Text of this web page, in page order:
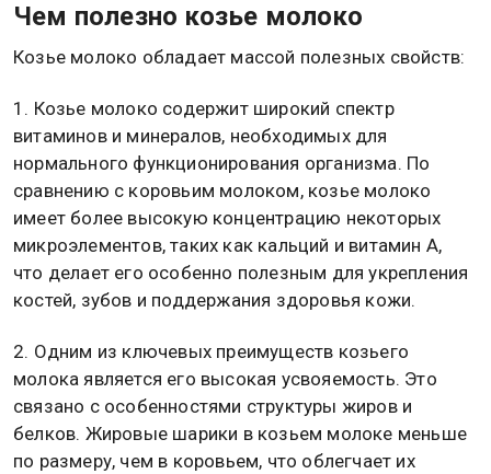
Чем полезно козье молоко
Козье молоко обладает массой полезных свойств:
1. Козье молоко содержит широкий спектр
витаминов и минералов, необходимых для
нормального функционирования организма. По
сравнению с коровьим молоком, козье молоко
имеет более высокую концентрацию некоторых
микроэлементов, таких как кальций и витамин А,
что делает его особенно полезным для укрепления
костей, зубов и поддержания здоровья кожи.
2. Одним из ключевых преимуществ козьего
молока является его высокая усвояемость. Это
связано с особенностями структуры жиров и
белков. Жировые шарики в козьем молоке меньше
по размеру, чем в коровьем, что облегчает их